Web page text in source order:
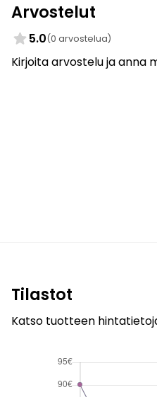
Arvostelut
5.0(0 arvostelua)
Kirjoita arvostelu ja anna
Tilastot
Katso tuotteen